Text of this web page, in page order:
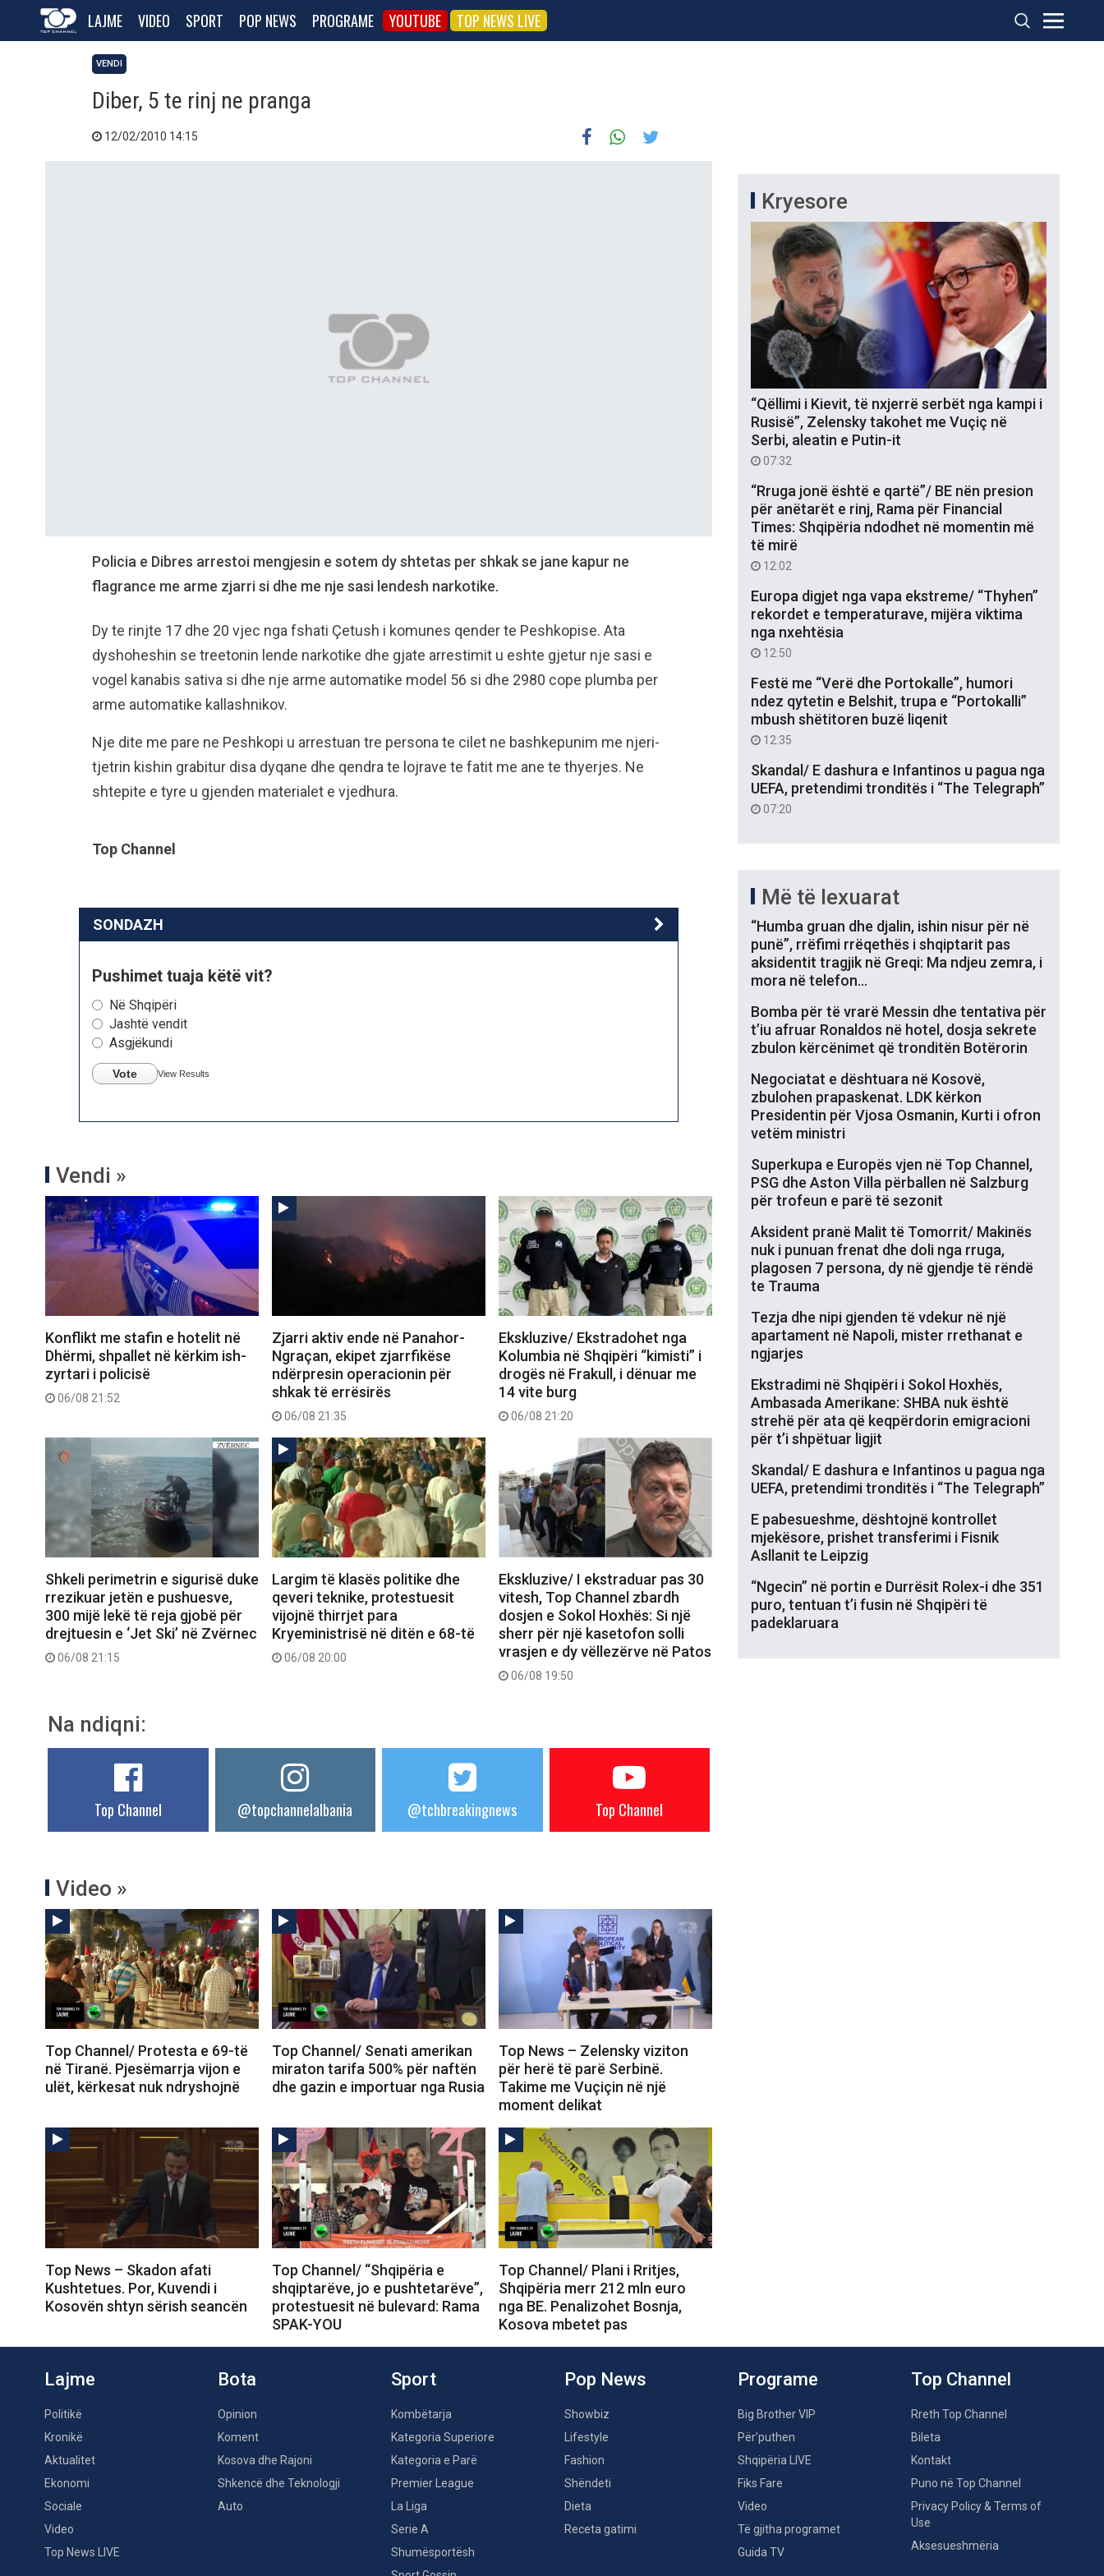
LAJME VIDEO SPORT POP NEWS PROGRAME YOUTUBE TOP NEWS LIVE
VENDI
Diber, 5 te rinj ne pranga
12/02/2010 14:15
Policia e Dibres arrestoi mengjesin e sotem dy shtetas per shkak se jane kapur ne
flagrance me arme zjarri si dhe me nje sasi lendesh narkotike.
Dy te rinjte 17 dhe 20 vjec nga fshati Çetush i komunes qender te Peshkopise. Ata
dyshoheshin se treetonin lende narkotike dhe gjate arrestimit u eshte gjetur nje sasi e
vogel kanabis sativa si dhe nje arme automatike model 56 si dhe 2980 cope plumba per
arme automatike kallashnikov.
Nje dite me pare ne Peshkopi u arrestuan tre persona te cilet ne bashkepunim me njeri-
tjetrin kishin grabitur disa dyqane dhe qendra te lojrave te fatit me ane te thyerjes. Ne
shtepite e tyre u gjenden materialet e vjedhura.
Top Channel
SONDAZH
Pushimet tuaja këtë vit?
Në Shqipëri
Jashtë vendit
Asgjëkundi
Vote View Results
Vendi »
Konflikt me stafin e hotelit në
Dhërmi, shpallet në kërkim ish-
zyrtari i policisë
06/08 21:52
Zjarri aktiv ende në Panahor-
Ngraçan, ekipet zjarrfikëse
ndërpresin operacionin për
shkak të errësirës
06/08 21:35
Ekskluzive/ Ekstradohet nga
Kolumbia në Shqipëri “kimisti” i
drogës në Frakull, i dënuar me
14 vite burg
06/08 21:20
Shkeli perimetrin e sigurisë duke
rrezikuar jetën e pushuesve,
300 mijë lekë të reja gjobë për
drejtuesin e ‘Jet Ski’ në Zvërnec
06/08 21:15
Largim të klasës politike dhe
qeveri teknike, protestuesit
vijojnë thirrjet para
Kryeministrisë në ditën e 68-të
06/08 20:00
Ekskluzive/ I ekstraduar pas 30
vitesh, Top Channel zbardh
dosjen e Sokol Hoxhës: Si një
sherr për një kasetofon solli
vrasjen e dy vëllezërve në Patos
06/08 19:50
Na ndiqni:
Top Channel @topchannelalbania @tchbreakingnews Top Channel
Video »
Top Channel/ Protesta e 69-të
në Tiranë. Pjesëmarrja vijon e
ulët, kërkesat nuk ndryshojnë
Top Channel/ Senati amerikan
miraton tarifa 500% për naftën
dhe gazin e importuar nga Rusia
Top News – Zelensky viziton
për herë të parë Serbinë.
Takime me Vuçiçin në një
moment delikat
Top News – Skadon afati
Kushtetues. Por, Kuvendi i
Kosovën shtyn sërish seancën
Top Channel/ “Shqipëria e
shqiptarëve, jo e pushtetarëve”,
protestuesit në bulevard: Rama
SPAK-YOU
Top Channel/ Plani i Rritjes,
Shqipëria merr 212 mln euro
nga BE. Penalizohet Bosnja,
Kosova mbetet pas
Kryesore
“Qëllimi i Kievit, të nxjerrë serbët nga kampi i
Rusisë”, Zelensky takohet me Vuçiç në
Serbi, aleatin e Putin-it
07:32
“Rruga jonë është e qartë”/ BE nën presion
për anëtarët e rinj, Rama për Financial
Times: Shqipëria ndodhet në momentin më
të mirë
12:02
Europa digjet nga vapa ekstreme/ “Thyhen”
rekordet e temperaturave, mijëra viktima
nga nxehtësia
12:50
Festë me “Verë dhe Portokalle”, humori
ndez qytetin e Belshit, trupa e “Portokalli”
mbush shëtitoren buzë liqenit
12:35
Skandal/ E dashura e Infantinos u pagua nga
UEFA, pretendimi tronditës i “The Telegraph”
07:20
Më të lexuarat
“Humba gruan dhe djalin, ishin nisur për në
punë”, rrëfimi rrëqethës i shqiptarit pas
aksidentit tragjik në Greqi: Ma ndjeu zemra, i
mora në telefon…
Bomba për të vrarë Messin dhe tentativa për
t’iu afruar Ronaldos në hotel, dosja sekrete
zbulon kërcënimet që tronditën Botërorin
Negociatat e dështuara në Kosovë,
zbulohen prapaskenat. LDK kërkon
Presidentin për Vjosa Osmanin, Kurti i ofron
vetëm ministri
Superkupa e Europës vjen në Top Channel,
PSG dhe Aston Villa përballen në Salzburg
për trofeun e parë të sezonit
Aksident pranë Malit të Tomorrit/ Makinës
nuk i punuan frenat dhe doli nga rruga,
plagosen 7 persona, dy në gjendje të rëndë
te Trauma
Tezja dhe nipi gjenden të vdekur në një
apartament në Napoli, mister rrethanat e
ngjarjes
Ekstradimi në Shqipëri i Sokol Hoxhës,
Ambasada Amerikane: SHBA nuk është
strehë për ata që keqpërdorin emigracioni
për t’i shpëtuar ligjit
Skandal/ E dashura e Infantinos u pagua nga
UEFA, pretendimi tronditës i “The Telegraph”
E pabesueshme, dështojnë kontrollet
mjekësore, prishet transferimi i Fisnik
Asllanit te Leipzig
“Ngecin” në portin e Durrësit Rolex-i dhe 351
puro, tentuan t’i fusin në Shqipëri të
padeklaruara
Lajme
Politikë
Kronikë
Aktualitet
Ekonomi
Sociale
Video
Top News LIVE
Bota
Opinion
Koment
Kosova dhe Rajoni
Shkencë dhe Teknologji
Auto
Sport
Kombëtarja
Kategoria Superiore
Kategoria e Parë
Premier League
La Liga
Serie A
Shumësportësh
Pop News
Showbiz
Lifestyle
Fashion
Shëndeti
Dieta
Receta gatimi
Programe
Big Brother VIP
Për’puthen
Shqipëria LIVE
Fiks Fare
Video
Të gjitha programet
Guida TV
Top Channel
Rreth Top Channel
Bileta
Kontakt
Puno në Top Channel
Privacy Policy & Terms of
Use
Aksesueshmëria